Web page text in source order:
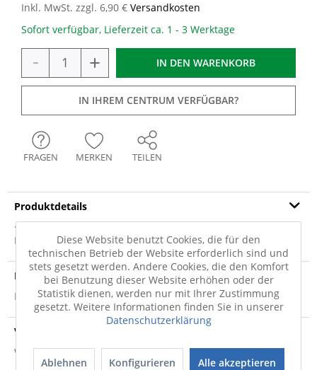
Inkl. MwSt. zzgl. 6,90 € Versandkosten
Sofort verfügbar, Lieferzeit ca. 1 - 3 Werktage
- + IN DEN WARENKORB
IN IHREM CENTRUM VERFÜGBAR?
FRAGEN MERKEN TEILEN
Produktdetails
· mit Fähnchen · 95% Baumwolle, 5% Elasthan · 170g/m²
Material: 95% Baumwolle, 5% Elasthanmehr
Produktsicherheit
Produktsicherheit
Versandinfo
Weitere Informationen zum Versand...
Diese Website benutzt Cookies, die für den
technischen Betrieb der Website erforderlich sind und
stets gesetzt werden. Andere Cookies, die den Komfort
bei Benutzung dieser Website erhöhen oder der
Statistik dienen, werden nur mit Ihrer Zustimmung
gesetzt. Weitere Informationen finden Sie in unserer
Datenschutzerklärung
Ablehnen Konfigurieren Alle akzeptieren